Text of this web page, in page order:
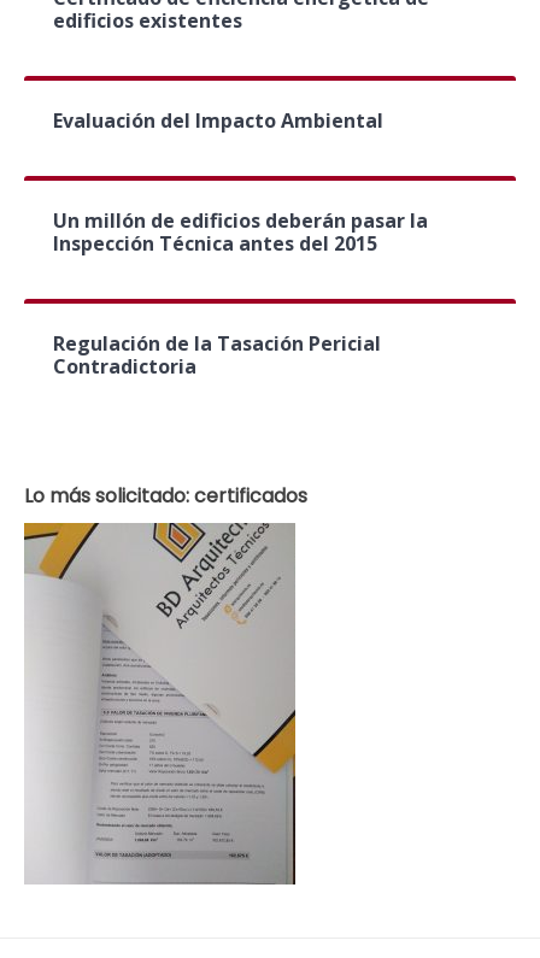
edificios existentes
Evaluación del Impacto Ambiental
Un millón de edificios deberán pasar la
Inspección Técnica antes del 2015
Regulación de la Tasación Pericial
Contradictoria
Lo más solicitado: certificados